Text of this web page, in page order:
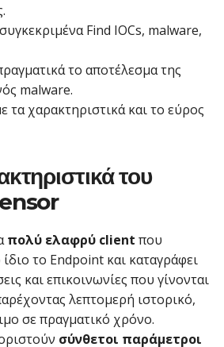
Find IOCs, malware,
το αποτέλεσμα της
malware.
χαρακτηριστικά και το εύρος
του
πολύ ελαφρύ client που
ίδιο το Endpoint και καταγράφει
και επικοινωνίες που γίνονται
λεπτομερή ιστορικό,
σε πραγματικό χρόνο.
σύνθετοι παράμετροι